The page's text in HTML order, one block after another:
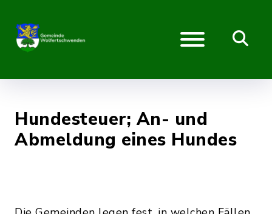
Hundesteuer; An- und
Abmeldung eines Hundes